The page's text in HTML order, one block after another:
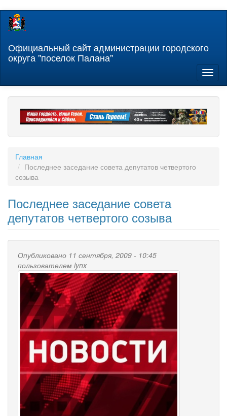
Перейти
содержанию
Официальный сайт администрации городского
округа "поселок Палана"
Главная
Последнее заседание совета депутатов четвертого
созыва
Последнее заседание совета
депутатов четвертого созыва
Опубликовано 11 сентября, 2009 - 10:45
пользователем lynx